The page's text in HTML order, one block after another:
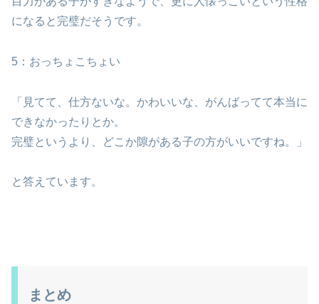
になると完璧だそうです。
5：おっちょこちょい
「見てて、仕方ないな。かわいいな、がんばってて本当に
できなかったりとか。
完璧というより、どこか隙がある子の方がいいですね。」
と答えています。
まとめ